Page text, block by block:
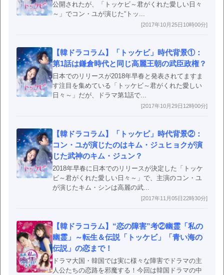
公開されたが、「トッケビ～君がくれた愛しい日々
～」でコン・ユが演じた“トッ...
[2017年10月25日10時00分]
【韓ドラコラム】「トッケビ」時代背景①：
第1話は鎌倉時代と同じ高麗王朝の武臣政権？
日本でのリリースが2018年早春と発表されてますま
す注目を集めている「トッケビ～君がくれた愛しい
日々～」だが、ドラマ第1話で...
[2017年10月29日12時00分]
【韓ドラコラム】「トッケビ」時代背景②：
コン・ユが演じたのはキム・ジュヒョクが演
じた武神のキム・ジュン？
2018年早春に日本でのリリースが決定した「トッケ
ビ～君がくれた愛しい日々～」で、主演のコン・ユ
が演じたキム・シンは高麗の武...
[2017年11月05日22時30分]
【韓ドラコラム】“恋の障害”考②幽霊「私の
幽霊」～転生＆伝説「トッケビ」「青い海の
伝説」の恋まで！
ドラマ大国・韓国では実に様々な障害でドラマの主
人公たちの恋路を邪魔する！今回は韓国ドラマの中